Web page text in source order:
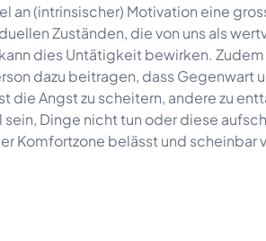
(intrinsischer) Motivation eine
Zuständen, die von uns als
dies Untätigkeit bewirken.
dazu beitragen, dass Gegenwart
Angst zu scheitern, andere zu
Dinge nicht tun oder diese
Komfortzone belässt und scheinbar